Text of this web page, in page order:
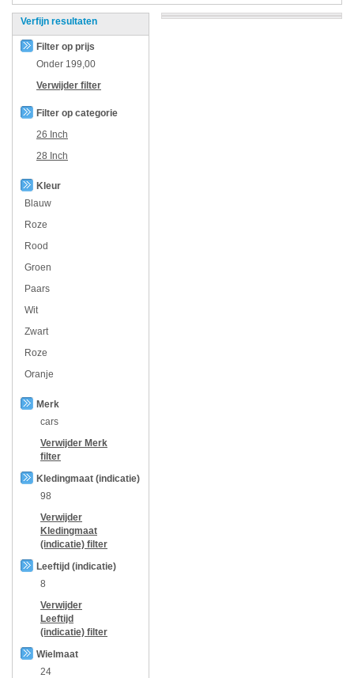
Verfijn resultaten
Filter op prijs
Onder 199,00
Verwijder filter
Filter op categorie
26 Inch
28 Inch
Kleur
Blauw
Roze
Rood
Groen
Paars
Wit
Zwart
Roze
Oranje
Merk
cars
Verwijder Merk
filter
Kledingmaat (indicatie)
98
Verwijder
Kledingmaat
(indicatie) filter
Leeftijd (indicatie)
8
Verwijder
Leeftijd
(indicatie) filter
Wielmaat
24